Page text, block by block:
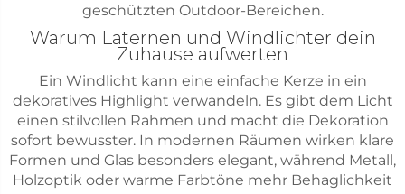
geschützten Outdoor-Bereichen.
Warum Laternen und Windlichter dein
Zuhause aufwerten
Ein Windlicht kann eine einfache Kerze in ein
dekoratives Highlight verwandeln. Es gibt dem Licht
einen stilvollen Rahmen und macht die Dekoration
sofort bewusster. In modernen Räumen wirken klare
Formen und Glas besonders elegant, während Metall,
Holzoptik oder warme Farbtöne mehr Behaglichkeit